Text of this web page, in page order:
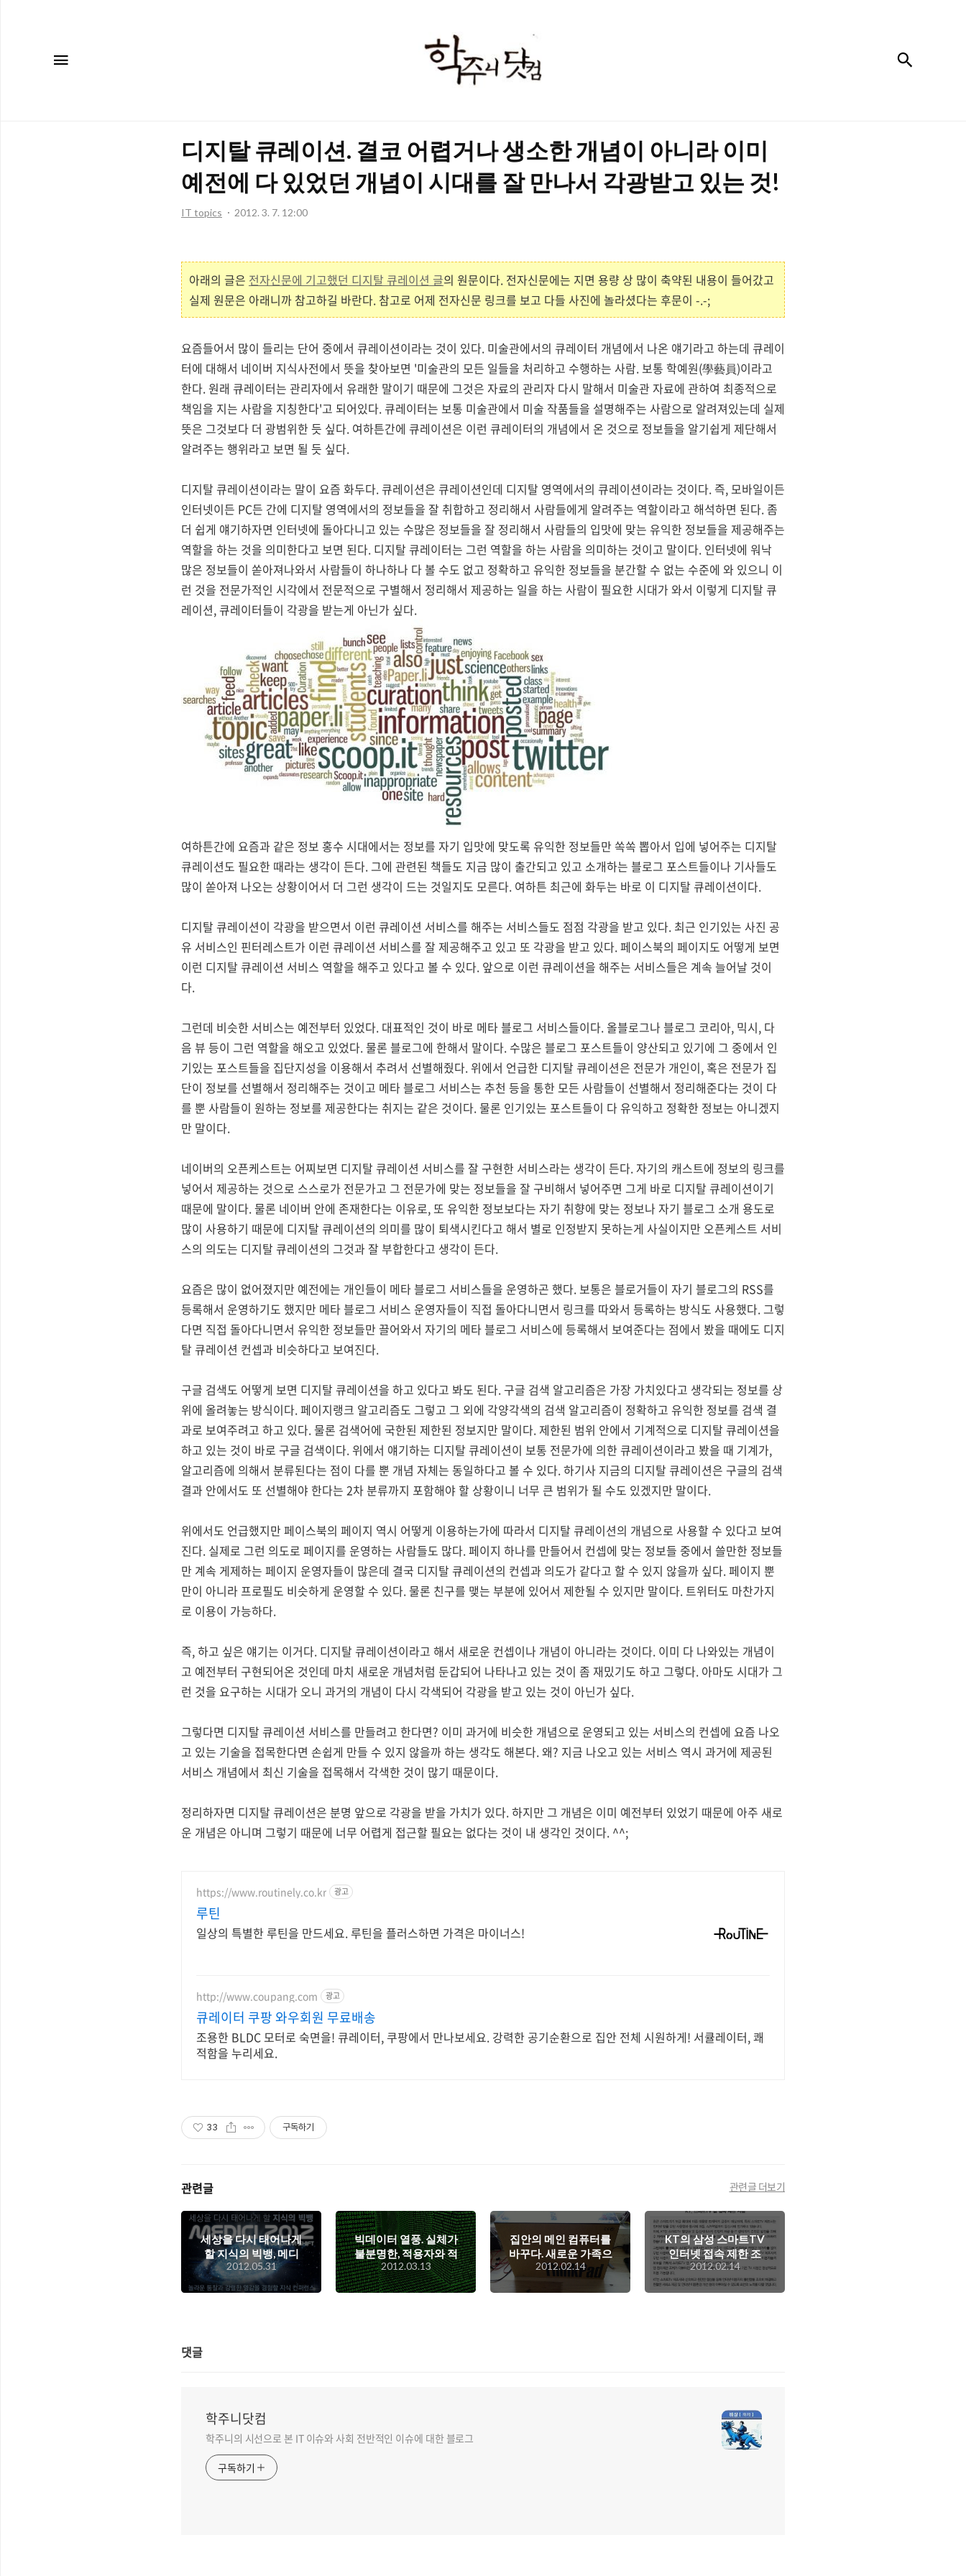
주
닷
컴
디지탈 큐레이션. 결코 어렵거나 생소한 개념이 아니라 이미
예전에 다 있었던 개념이 시대를 잘 만나서 각광받고 있는 것!
IT topics 2012. 3. 7. 12:00
아래의 글은 전자신문에 기고했던 디지탈 큐레이션 글의 원문이다. 전자신문에는 지면 용량 상 많이 축약된 내용이 들어갔고
실제 원문은 아래니까 참고하길 바란다. 참고로 어제 전자신문 링크를 보고 다들 사진에 놀라셨다는 후문이 -.-;
요즘들어서 많이 들리는 단어 중에서 큐레이션이라는 것이 있다. 미술관에서의 큐레이터 개념에서 나온 얘기라고 하는데 큐레이
터에 대해서 네이버 지식사전에서 뜻을 찾아보면 '미술관의 모든 일들을 처리하고 수행하는 사람. 보통 학예원(學藝員)이라고
한다. 원래 큐레이터는 관리자에서 유래한 말이기 때문에 그것은 자료의 관리자 다시 말해서 미술관 자료에 관하여 최종적으로
책임을 지는 사람을 지칭한다'고 되어있다. 큐레이터는 보통 미술관에서 미술 작품들을 설명해주는 사람으로 알려져있는데 실제
뜻은 그것보다 더 광범위한 듯 싶다. 여하튼간에 큐레이션은 이런 큐레이터의 개념에서 온 것으로 정보들을 알기쉽게 제단해서
알려주는 행위라고 보면 될 듯 싶다.
디지탈 큐레이션이라는 말이 요즘 화두다. 큐레이션은 큐레이션인데 디지탈 영역에서의 큐레이션이라는 것이다. 즉, 모바일이든
인터넷이든 PC든 간에 디지탈 영역에서의 정보들을 잘 취합하고 정리해서 사람들에게 알려주는 역할이라고 해석하면 된다. 좀
더 쉽게 얘기하자면 인터넷에 돌아다니고 있는 수많은 정보들을 잘 정리해서 사람들의 입맛에 맞는 유익한 정보들을 제공해주는
역할을 하는 것을 의미한다고 보면 된다. 디지탈 큐레이터는 그런 역할을 하는 사람을 의미하는 것이고 말이다. 인터넷에 워낙
많은 정보들이 쏟아져나와서 사람들이 하나하나 다 볼 수도 없고 정확하고 유익한 정보들을 분간할 수 없는 수준에 와 있으니 이
런 것을 전문가적인 시각에서 전문적으로 구별해서 정리해서 제공하는 일을 하는 사람이 필요한 시대가 와서 이렇게 디지탈 큐
레이션, 큐레이터들이 각광을 받는게 아닌가 싶다.
여하튼간에 요즘과 같은 정보 홍수 시대에서는 정보를 자기 입맛에 맞도록 유익한 정보들만 쏙쏙 뽑아서 입에 넣어주는 디지탈
큐레이션도 필요한 때라는 생각이 든다. 그에 관련된 책들도 지금 많이 출간되고 있고 소개하는 블로그 포스트들이나 기사들도
많이 쏟아져 나오는 상황이어서 더 그런 생각이 드는 것일지도 모른다. 여하튼 최근에 화두는 바로 이 디지탈 큐레이션이다.
디지탈 큐레이션이 각광을 받으면서 이런 큐레이션 서비스를 해주는 서비스들도 점점 각광을 받고 있다. 최근 인기있는 사진 공
유 서비스인 핀터레스트가 이런 큐레이션 서비스를 잘 제공해주고 있고 또 각광을 받고 있다. 페이스북의 페이지도 어떻게 보면
이런 디지탈 큐레이션 서비스 역할을 해주고 있다고 볼 수 있다. 앞으로 이런 큐레이션을 해주는 서비스들은 계속 늘어날 것이
다.
그런데 비슷한 서비스는 예전부터 있었다. 대표적인 것이 바로 메타 블로그 서비스들이다. 올블로그나 블로그 코리아, 믹시, 다
음 뷰 등이 그런 역할을 해오고 있었다. 물론 블로그에 한해서 말이다. 수많은 블로그 포스트들이 양산되고 있기에 그 중에서 인
기있는 포스트들을 집단지성을 이용해서 추려서 선별해줬다. 위에서 언급한 디지탈 큐레이션은 전문가 개인이, 혹은 전문가 집
단이 정보를 선별해서 정리해주는 것이고 메타 블로그 서비스는 추천 등을 통한 모든 사람들이 선별해서 정리해준다는 것이 다
를 뿐 사람들이 원하는 정보를 제공한다는 취지는 같은 것이다. 물론 인기있는 포스트들이 다 유익하고 정확한 정보는 아니겠지
만 말이다.
네이버의 오픈케스트는 어찌보면 디지탈 큐레이션 서비스를 잘 구현한 서비스라는 생각이 든다. 자기의 캐스트에 정보의 링크를
넣어서 제공하는 것으로 스스로가 전문가고 그 전문가에 맞는 정보들을 잘 구비해서 넣어주면 그게 바로 디지탈 큐레이션이기
때문에 말이다. 물론 네이버 안에 존재한다는 이유로, 또 유익한 정보보다는 자기 취향에 맞는 정보나 자기 블로그 소개 용도로
많이 사용하기 때문에 디지탈 큐레이션의 의미를 많이 퇴색시킨다고 해서 별로 인정받지 못하는게 사실이지만 오픈케스트 서비
스의 의도는 디지탈 큐레이션의 그것과 잘 부합한다고 생각이 든다.
요즘은 많이 없어졌지만 예전에는 개인들이 메타 블로그 서비스들을 운영하곤 했다. 보통은 블로거들이 자기 블로그의 RSS를
등록해서 운영하기도 했지만 메타 블로그 서비스 운영자들이 직접 돌아다니면서 링크를 따와서 등록하는 방식도 사용했다. 그렇
다면 직접 돌아다니면서 유익한 정보들만 끌어와서 자기의 메타 블로그 서비스에 등록해서 보여준다는 점에서 봤을 때에도 디지
탈 큐레이션 컨셉과 비슷하다고 보여진다.
구글 검색도 어떻게 보면 디지탈 큐레이션을 하고 있다고 봐도 된다. 구글 검색 알고리즘은 가장 가치있다고 생각되는 정보를 상
위에 올려놓는 방식이다. 페이지랭크 알고리즘도 그렇고 그 외에 각양각색의 검색 알고리즘이 정확하고 유익한 정보를 검색 결
과로 보여주려고 하고 있다. 물론 검색어에 국한된 제한된 정보지만 말이다. 제한된 범위 안에서 기계적으로 디지탈 큐레이션을
하고 있는 것이 바로 구글 검색이다. 위에서 얘기하는 디지탈 큐레이션이 보통 전문가에 의한 큐레이션이라고 봤을 때 기계가,
알고리즘에 의해서 분류된다는 점이 다를 뿐 개념 자체는 동일하다고 볼 수 있다. 하기사 지금의 디지탈 큐레이션은 구글의 검색
결과 안에서도 또 선별해야 한다는 2차 분류까지 포함해야 할 상황이니 너무 큰 범위가 될 수도 있겠지만 말이다.
위에서도 언급했지만 페이스북의 페이지 역시 어떻게 이용하는가에 따라서 디지탈 큐레이션의 개념으로 사용할 수 있다고 보여
진다. 실제로 그런 의도로 페이지를 운영하는 사람들도 많다. 페이지 하나를 만들어서 컨셉에 맞는 정보들 중에서 쓸만한 정보들
만 계속 게제하는 페이지 운영자들이 많은데 결국 디지탈 큐레이션의 컨셉과 의도가 같다고 할 수 있지 않을까 싶다. 페이지 뿐
만이 아니라 프로필도 비슷하게 운영할 수 있다. 물론 친구를 맺는 부분에 있어서 제한될 수 있지만 말이다. 트위터도 마찬가지
로 이용이 가능하다.
즉, 하고 싶은 얘기는 이거다. 디지탈 큐레이션이라고 해서 새로운 컨셉이나 개념이 아니라는 것이다. 이미 다 나와있는 개념이
고 예전부터 구현되어온 것인데 마치 새로운 개념처럼 둔갑되어 나타나고 있는 것이 좀 재밌기도 하고 그렇다. 아마도 시대가 그
런 것을 요구하는 시대가 오니 과거의 개념이 다시 각색되어 각광을 받고 있는 것이 아닌가 싶다.
그렇다면 디지탈 큐레이션 서비스를 만들려고 한다면? 이미 과거에 비슷한 개념으로 운영되고 있는 서비스의 컨셉에 요즘 나오
고 있는 기술을 접목한다면 손쉽게 만들 수 있지 않을까 하는 생각도 해본다. 왜? 지금 나오고 있는 서비스 역시 과거에 제공된
서비스 개념에서 최신 기술을 접목해서 각색한 것이 많기 때문이다.
정리하자면 디지탈 큐레이션은 분명 앞으로 각광을 받을 가치가 있다. 하지만 그 개념은 이미 예전부터 있었기 때문에 아주 새로
운 개념은 아니며 그렇기 때문에 너무 어렵게 접근할 필요는 없다는 것이 내 생각인 것이다. ^^;
https://www.routinely.co.kr 광고
루틴
일상의 특별한 루틴을 만드세요. 루틴을 플러스하면 가격은 마이너스!
http://www.coupang.com 광고
큐레이터 쿠팡 와우회원 무료배송
조용한 BLDC 모터로 숙면을! 큐레이터, 쿠팡에서 만나보세요. 강력한 공기순환으로 집안 전체 시원하게! 서큘레이터, 쾌
적함을 누리세요.
33 구독하기
관련글 관련글 더보기
세상을 다시 태어나게
할 지식의 빅뱅, 메디
치 2012 패러다임 시
프트
2012.05.31
빅데이터 열풍. 실체가
불분명한, 적용자와 적
용 대상에 한계가 있는
현실에 안맞게 마케팅
놀음에 너무 휩쓸리고
2012.03.13
집안의 메인 컴퓨터를
바꾸다. 새로운 가족으
로 영입된 레노버 싱크
패드 T520의 개봉기!
2012.02.14
KT의 삼성 스마트TV
인터넷 접속 제한 조
치. 망중립성을 무시하
는, 그리고 인터넷 망
을 볼모로 하는 KT의
2012.02.14
댓글
학주니닷컴
학주니의 시선으로 본 IT 이슈와 사회 전반적인 이슈에 대한 블로그
구독하기